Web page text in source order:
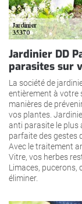
Jardinier DD
parasites sur
La société de
entièrement à votre
manières de
vos plantes.
anti parasite le plus
parfaite des gestes
Avec le traitement
Vitre, vos herbes
Limaces, pucerons,
éliminer.